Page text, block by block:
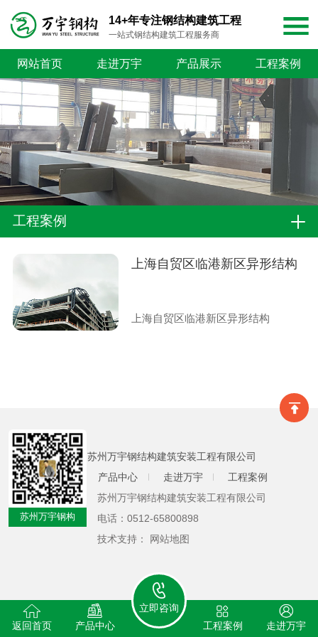
14+年专注钢结构建筑工程
一站式钢结构建筑工程服务商
网站首页 走进万宇 产品展示 工程案例
工程案例
上海自贸区临港新区异形结构
上海自贸区临港新区异形结构
苏州万宇钢构
苏州万宇钢结构建筑安装工程有限公司
产品中心
走进万宇
工程案例
苏州万宇钢结构建筑安装工程有限公司
电话：0512-65800898
技术支持： 网站地图
返回首页 产品中心 工程案例 走进万宇
立即咨询